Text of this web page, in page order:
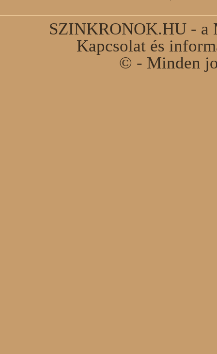
SZINKRONOK.HU - a
Kapcsolat és
© - Minden